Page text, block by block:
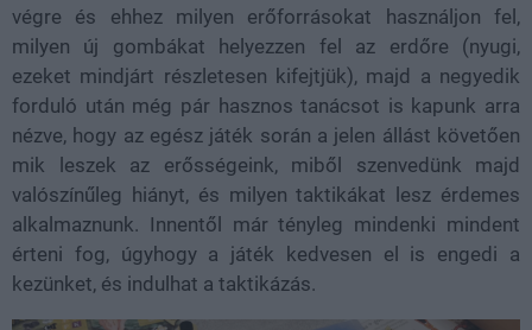
végre és ehhez milyen erőforrásokat használjon fel,
milyen új gombákat helyezzen fel az erdőre (nyugi,
ezeket mindjárt részletesen kifejtjük), majd a negyedik
forduló után még pár hasznos tanácsot is kapunk arra
nézve, hogy az egész játék során a jelen állást követően
mik leszek az erősségeink, miből szenvedünk majd
valószínűleg hiányt, és milyen taktikákat lesz érdemes
alkalmaznunk. Innentől már tényleg mindenki mindent
érteni fog, úgyhogy a játék kedvesen el is engedi a
kezünket, és indulhat a taktikázás.